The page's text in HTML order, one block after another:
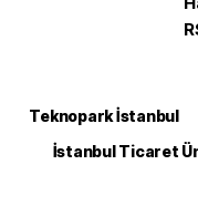
Teknopark İstanbul
İstanbul Ticaret